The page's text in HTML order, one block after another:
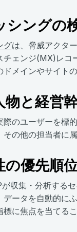
シングの
グは、脅威アクタ
チェンジ(MX)レコ
メインやサイト
物と経営
際のユーザーを標
の他の担当者に
の優先順
収集・分析する
データを自動的に
に焦点を当てるこ